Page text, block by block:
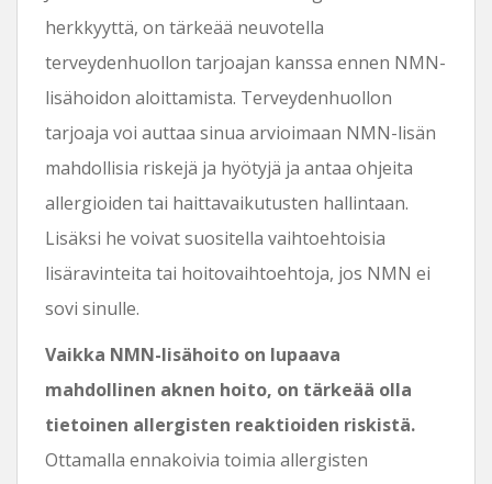
herkkyyttä, on tärkeää neuvotella
terveydenhuollon tarjoajan kanssa ennen NMN-
lisähoidon aloittamista. Terveydenhuollon
tarjoaja voi auttaa sinua arvioimaan NMN-lisän
mahdollisia riskejä ja hyötyjä ja antaa ohjeita
allergioiden tai haittavaikutusten hallintaan.
Lisäksi he voivat suositella vaihtoehtoisia
lisäravinteita tai hoitovaihtoehtoja, jos NMN ei
sovi sinulle.
Vaikka NMN-lisähoito on lupaava
mahdollinen aknen hoito, on tärkeää olla
tietoinen allergisten reaktioiden riskistä.
Ottamalla ennakoivia toimia allergisten